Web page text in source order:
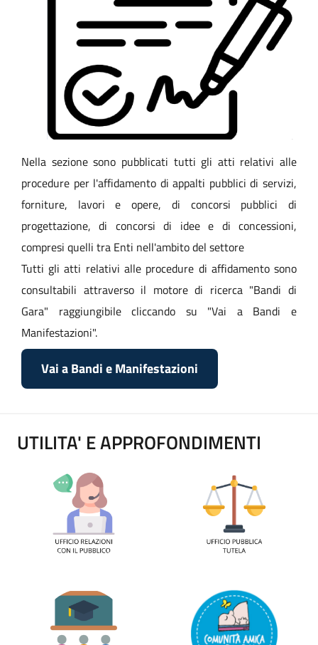
Nella sezione sono pubblicati tutti gli atti relativi alle
procedure per l'affidamento di appalti pubblici di servizi,
forniture, lavori e opere, di concorsi pubblici di
progettazione, di concorsi di idee e di concessioni,
compresi quelli tra Enti nell'ambito del settore
Tutti gli atti relativi alle procedure di affidamento sono
consultabili attraverso il motore di ricerca "Bandi di
Gara" raggiungibile cliccando su "Vai a Bandi e
Manifestazioni".
Vai a Bandi e Manifestazioni
UTILITA' E APPROFONDIMENTI